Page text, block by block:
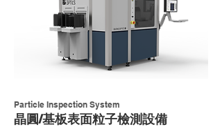
Particle Inspection System
晶圓/基板表面粒子檢測設備